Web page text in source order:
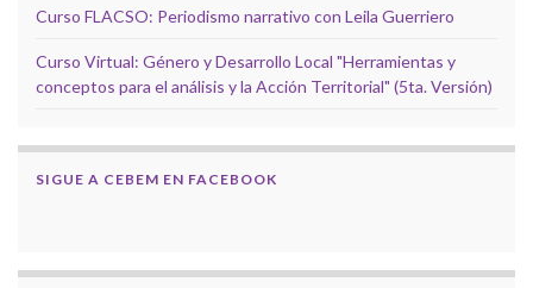
Curso FLACSO: Periodismo narrativo con Leila Guerriero
Curso Virtual: Género y Desarrollo Local "Herramientas y
conceptos para el análisis y la Acción Territorial" (5ta. Versión)
SIGUE A CEBEM EN FACEBOOK